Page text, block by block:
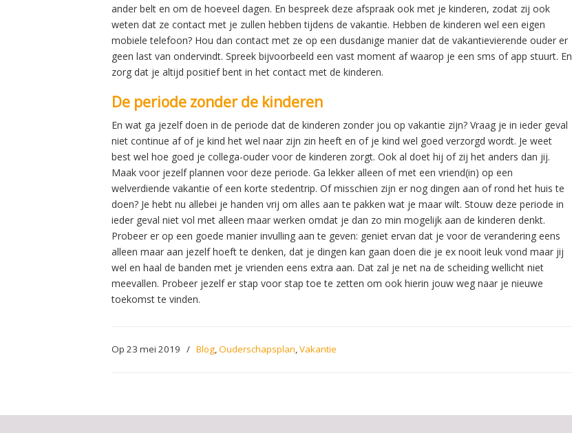
ander belt en om de hoeveel dagen. En bespreek deze afspraak ook met je kinderen, zodat zij ook
weten dat ze contact met je zullen hebben tijdens de vakantie. Hebben de kinderen wel een eigen
mobiele telefoon? Hou dan contact met ze op een dusdanige manier dat de vakantievierende ouder er
geen last van ondervindt. Spreek bijvoorbeeld een vast moment af waarop je een sms of app stuurt. En
zorg dat je altijd positief bent in het contact met de kinderen.
De periode zonder de kinderen
En wat ga jezelf doen in de periode dat de kinderen zonder jou op vakantie zijn? Vraag je in ieder geval
niet continue af of je kind het wel naar zijn zin heeft en of je kind wel goed verzorgd wordt. Je weet
best wel hoe goed je collega-ouder voor de kinderen zorgt. Ook al doet hij of zij het anders dan jij.
Maak voor jezelf plannen voor deze periode. Ga lekker alleen of met een vriend(in) op een
welverdiende vakantie of een korte stedentrip. Of misschien zijn er nog dingen aan of rond het huis te
doen? Je hebt nu allebei je handen vrij om alles aan te pakken wat je maar wilt. Stouw deze periode in
ieder geval niet vol met alleen maar werken omdat je dan zo min mogelijk aan de kinderen denkt.
Probeer er op een goede manier invulling aan te geven: geniet ervan dat je voor de verandering eens
alleen maar aan jezelf hoeft te denken, dat je dingen kan gaan doen die je ex nooit leuk vond maar jij
wel en haal de banden met je vrienden eens extra aan. Dat zal je net na de scheiding wellicht niet
meevallen. Probeer jezelf er stap voor stap toe te zetten om ook hierin jouw weg naar je nieuwe
toekomst te vinden.
Op 23 mei 2019 / Blog,Ouderschapsplan,Vakantie